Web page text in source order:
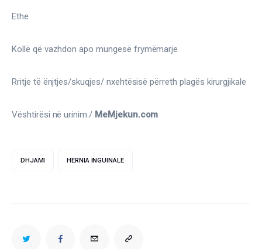
Ethe
Kollë që vazhdon apo mungesë frymëmarje
Rritje të ënjtjes/skuqjes/ nxehtësisë përreth plagës kirurgjikale
Vështirësi në urinim./ MeMjekun.com
DHJAMI HERNIA INGUINALE
TWITTERFACEBOOKEMAIL COPY